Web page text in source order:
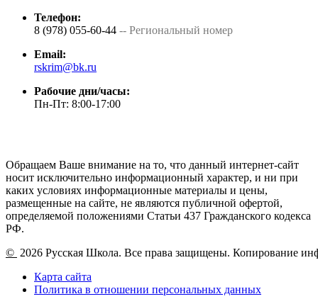
Телефон:
8 (978) 055-60-44 -- Региональный номер
Email:
rskrim@bk.ru
Рабочие дни/часы:
Пн-Пт: 8:00-17:00
Обращаем Ваше внимание на то, что данный интернет-сайт
носит исключительно информационный характер, и ни при
каких условиях информационные материалы и цены,
размещенные на сайте, не являются публичной офертой,
определяемой положениями Статьи 437 Гражданского кодекса
РФ.
© 2026 Русская Школа. Все права защищены. Копирование
Карта сайта
Политика в отношении персональных данных